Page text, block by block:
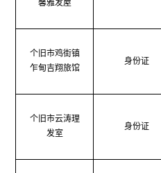
馨雅发屋
个旧市鸡街镇
乍甸吉翔旅馆
身份证
个旧市云涛理
发室
身份证